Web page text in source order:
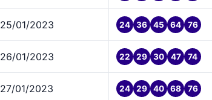
25/01/2023 24 36 45 64 76
26/01/2023 22 29 30 47 74
27/01/2023 24 29 40 68 76